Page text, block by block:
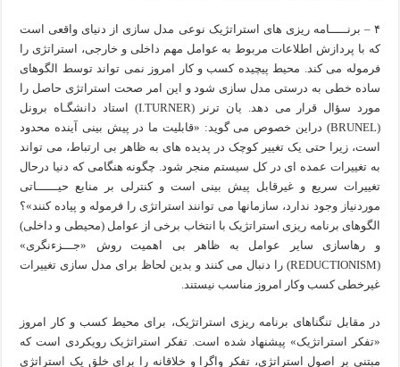
۴ – برنـــــامه ریزی های استراتژیک نوعی مدل سازی از دنیای واقعی است
که با پردازش اطلاعات مربوط به عوامل مهم داخلی و خارجی، استراتژی را
فرموله می کند. محیط پیچیده کسب و کار امروز نمی تواند توسط الگوهای
ساده خطی به درستی مدل سازی شود و این امر صحت استراتژی حاصل را
مورد سؤال قرار می دهد. یان ترنر (I.TURNER) استاد دانشگـاه برونل
(BRUNEL) دراین خصوص می گوید: «قابلیت ما در پیش بینی آینده محدود
است، زیرا حتی یک تغییر کوچک در پدیده های به ظاهر بی ارتباط، می تواند
به تغییرات عمده ای در کل سیستم منجر شود. چگونه هنگامی که دنیا درحال
تغییرات سریع و غیرقابل پیش بینی است و کنترلی بر منابع حیــــــاتی
موردنیاز وجود ندارد، سازمانها می توانند استراتژی را فرموله و پیاده کنند»؟
الگوهای برنامه ریزی استراتژیک با انتخاب برخی از عوامل (محیطی و داخلی)
و رهاسازی سایر عوامل به ظاهر بی اهمیت روش «جـــزءنگری»
(REDUCTIONISM) را دنبال می کنند و بدین لحاظ برای مدل سازی تغییرات
غیرخطی کسب وکار امروز مناسب نیستند.
در مقابل تنگناهای برنامه ریزی استراتژیک، برای محیط کسب و کار امروز
«تفکر استراتژیک» پیشنهاد شده است. تفکر استراتژیک رویکردی است که
مبتنی بر اصول استراتژی، تفکر واگرا و خلاقانه را برای خلق یک استراتژی